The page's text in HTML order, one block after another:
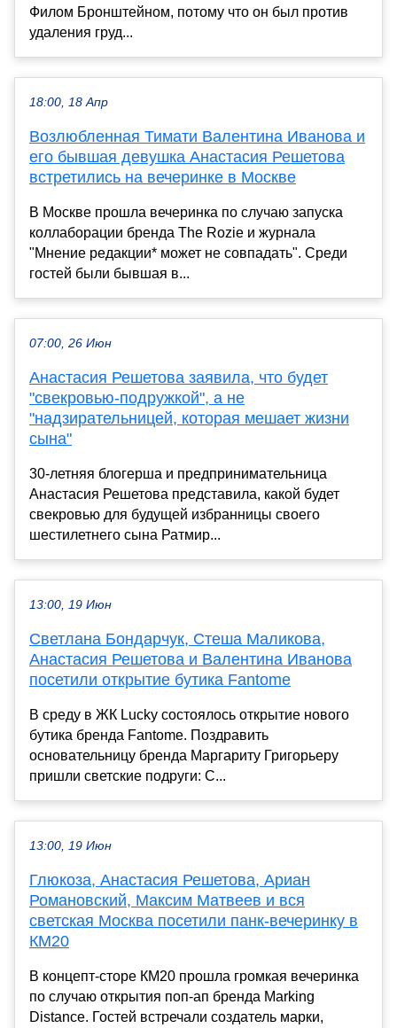
Филом Бронштейном, потому что он был против
удаления груд...
18:00, 18 Апр
Возлюбленная Тимати Валентина Иванова и
его бывшая девушка Анастасия Решетова
встретились на вечеринке в Москве
В Москве прошла вечеринка по случаю запуска
коллаборации бренда The Rozie и журнала
"Мнение редакции* может не совпадать". Среди
гостей были бывшая в...
07:00, 26 Июн
Анастасия Решетова заявила, что будет
"свекровью-подружкой", а не
"надзирательницей, которая мешает жизни
сына"
30-летняя блогерша и предпринимательница
Анастасия Решетова представила, какой будет
свекровью для будущей избранницы своего
шестилетнего сына Ратмир...
13:00, 19 Июн
Светлана Бондарчук, Стеша Маликова,
Анастасия Решетова и Валентина Иванова
посетили открытие бутика Fantome
В среду в ЖК Lucky состоялось открытие нового
бутика бренда Fantome. Поздравить
основательницу бренда Маргариту Григорьеру
пришли светские подруги: С...
13:00, 19 Июн
Глюкоза, Анастасия Решетова, Ариан
Романовский, Максим Матвеев и вся
светская Москва посетили панк-вечеринку в
КМ20
В концепт-сторе КМ20 прошла громкая вечеринка
по случаю открытия поп-ап бренда Marking
Distance. Гостей встречали создатель марки,